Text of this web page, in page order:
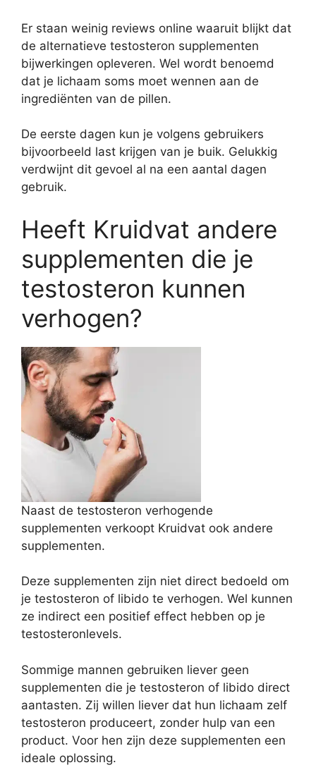
Er staan weinig reviews online waaruit blijkt dat
de alternatieve testosteron supplementen
bijwerkingen opleveren. Wel wordt benoemd
dat je lichaam soms moet wennen aan de
ingrediënten van de pillen.
De eerste dagen kun je volgens gebruikers
bijvoorbeeld last krijgen van je buik. Gelukkig
verdwijnt dit gevoel al na een aantal dagen
gebruik.
Heeft Kruidvat andere
supplementen die je
testosteron kunnen
verhogen?
Naast de testosteron verhogende
supplementen verkoopt Kruidvat ook andere
supplementen.
Deze supplementen zijn niet direct bedoeld om
je testosteron of libido te verhogen. Wel kunnen
ze indirect een positief effect hebben op je
testosteronlevels.
Sommige mannen gebruiken liever geen
supplementen die je testosteron of libido direct
aantasten. Zij willen liever dat hun lichaam zelf
testosteron produceert, zonder hulp van een
product. Voor hen zijn deze supplementen een
ideale oplossing.